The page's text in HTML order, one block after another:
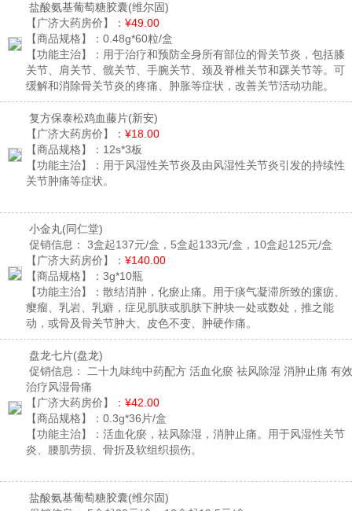
盐酸氨基葡萄糖胶囊(维尔固)
【广济大药房价】： ¥49.00
【商品规格】： 0.48g*60粒/盒
【功能主治】： 用于治疗和预防全身所有部位的骨关节炎，包括膝
关节、肩关节、髋关节、手腕关节、颈及脊椎关节和踝关节等。可
缓解和消除骨关节炎的疼痛、肿胀等症状，改善关节活动功能。
复方保泰松鸡血藤片(新安)
【广济大药房价】： ¥18.00
【商品规格】： 12s*3板
【功能主治】： 用于风湿性关节炎及由风湿性关节炎引发的持续性
关节肿痛等症状。
小金丸(同仁堂)
促销信息：
3盒起137元/盒，5盒起133元/盒，10盒起125元/盒
【广济大药房价】： ¥140.00
【商品规格】： 3g*10瓶
【功能主治】： 散结消肿，化瘀止痛。用于痰气凝滞所致的瘰疬、
瘿瘤、乳岩、乳癖，症见肌肤或肌肤下肿块一处或数处，推之能
动，或骨及骨关节肿大、皮色不变、肿硬作痛。
盘龙七片(盘龙)
促销信息：
二十九味纯中药配方 活血化瘀 祛风除湿 消肿止痛 有效
治疗风湿骨痛
【广济大药房价】： ¥42.00
【商品规格】： 0.3g*36片/盒
【功能主治】： 活血化瘀，祛风除湿，消肿止痛。用于风湿性关节
炎、腰肌劳损、骨折及软组织损伤。
盐酸氨基葡萄糖胶囊(维尔固)